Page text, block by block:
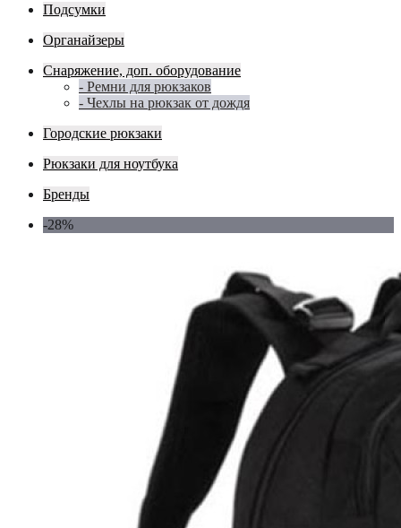
Подсумки
Органайзеры
Снаряжение, доп. оборудование
- Ремни для рюкзаков
- Чехлы на рюкзак от дождя
Городские рюкзаки
Рюкзаки для ноутбука
Бренды
-28%